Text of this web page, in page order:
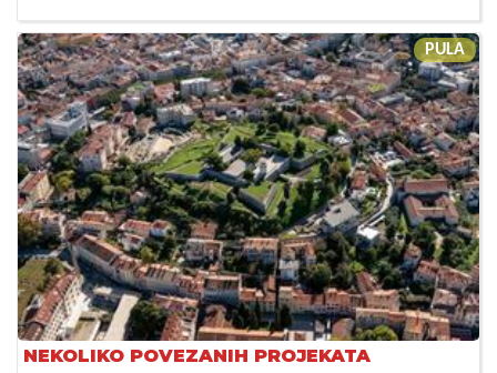
PULA
NEKOLIKO POVEZANIH PROJEKATA